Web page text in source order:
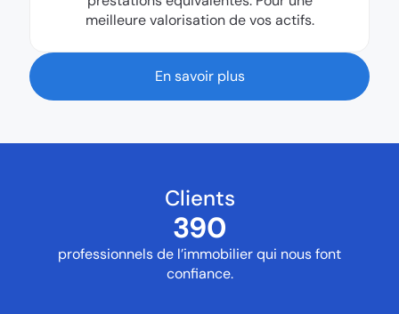
meilleure valorisation de vos actifs.
En savoir plus
professionnels de l’immobilier qui nous font
confiance.
Clients
390